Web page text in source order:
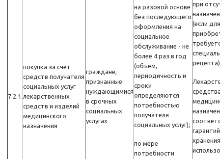
7.2.1.
покупка за счет
средств получателя
социальных услуг
лекарственных
средств и изделий
медицинского
назначения
граждане,
признанные
нуждающимися
в срочных
социальных
услугах
на разовой основе
без последующего
оформления на
социальное
обслуживание - не
более 4 раз в год
(объем,
периодичность и
сроки
определяются
потребностью
получателя
социальных услуг);
по мере
потребности
при
(если